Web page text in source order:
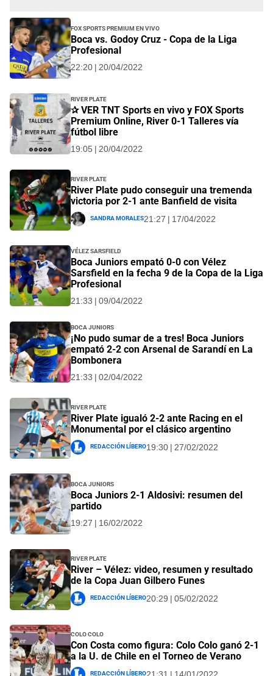
FOX Sports Premium EN VIVO
Boca vs. Godoy Cruz - Copa de la Liga
Profesional
22:20 | 20/04/2022
River Plate
✰ VER TNT Sports en vivo y FOX Sports
Premium Online, River 0-1 Talleres vía
fútbol libre
19:05 | 20/04/2022
River Plate
River Plate pudo conseguir una tremenda
victoria por 2-1 ante Banfield de visita
Sandra Morales21:27 | 17/04/2022
Vélez Sarsfield
Boca Juniors empató 0-0 con Vélez
Sarsfield en la fecha 9 de la Copa de la Liga
Profesional
21:33 | 09/04/2022
Boca Juniors
¡No pudo sumar de a tres! Boca Juniors
empató 2-2 con Arsenal de Sarandí en La
Bombonera
21:33 | 02/04/2022
River Plate
River Plate igualó 2-2 ante Racing en el
Monumental por el clásico argentino
Redacción Líbero19:30 | 27/02/2022
Boca Juniors
Boca Juniors 2-1 Aldosivi: resumen del
partido
19:27 | 16/02/2022
River Plate
River – Vélez: video, resumen y resultado
de la Copa Juan Gilbero Funes
Redacción Líbero20:29 | 05/02/2022
Colo Colo
Con Costa como figura: Colo Colo ganó 2-1
a la U. de Chile en el Torneo de Verano
Redacción Líbero